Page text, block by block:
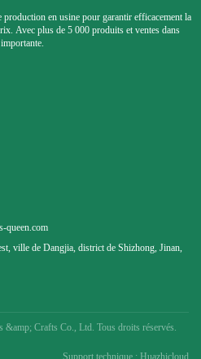
en usine pour garantir efficacement la
Avec plus de 5 000 produits et ventes dans
queen.com
ville de Dangjia, district de Shizhong, Jinan,
&amp; Crafts Co., Ltd. Tous droits réservés.